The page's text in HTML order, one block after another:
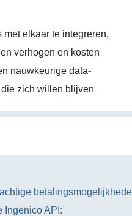
elkaar te integreren,
verhogen en kosten
nauwkeurige data-
zich willen blijven
Ingenico API: